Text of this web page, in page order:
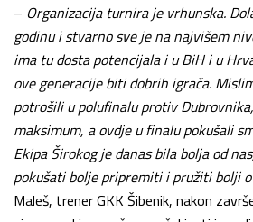
– Organizacija turnira je vrhunska.
godinu i stvarno sve je na najvišem
ima tu dosta potencijala i u BiH i u
ove generacije biti dobrih igrača.
potrošili u polufinalu protiv
maksimum, a ovdje u finalu pokušali
Ekipa Širokog je danas bila bolja od
pokušati bolje pripremiti i pružiti bolji
Maleš, trener GKK Šibenik, nakon